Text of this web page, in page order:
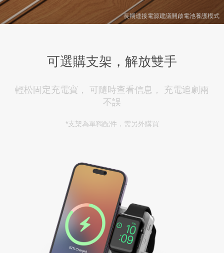
長期連接電源建議開啟電池養護模式
可選購支架，解放雙手
輕松固定充電寶， 可隨時查看信息， 充電追劇兩
不誤
*支架為單獨配件，需另外購買